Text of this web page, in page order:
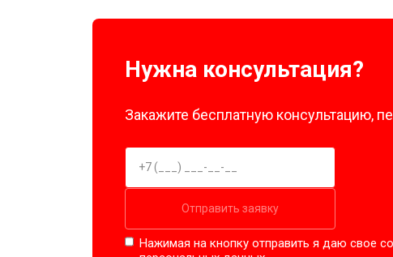
Нужна консультация?
Закажите бесплатную консультацию,
Отправить заявку
Нажимая на кнопку отправить я даю свое